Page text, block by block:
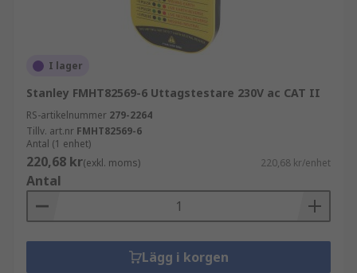
I lager
Stanley FMHT82569-6 Uttagstestare 230V ac CAT II
RS-artikelnummer 279-2264
Tillv. art.nr FMHT82569-6
Antal (1 enhet)
220,68 kr(exkl. moms) 220,68 kr/enhet
Antal
Lägg i korgen